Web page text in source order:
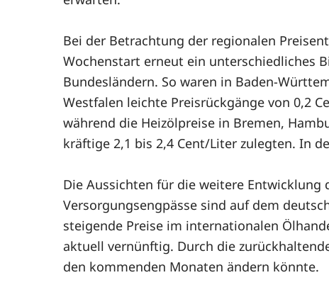
Bei der Betrachtung der regionalen
Wochenstart erneut ein unterschiedliches
Bundesländern. So waren in Baden-
Westfalen leichte Preisrückgänge von 0,2
während die Heizölpreise in Bremen,
kräftige 2,1 bis 2,4 Cent/Liter zulegten. In
Die Aussichten für die weitere
Versorgungsengpässe sind auf dem
steigende Preise im internationalen
aktuell vernünftig. Durch die
den kommenden Monaten ändern könnte.